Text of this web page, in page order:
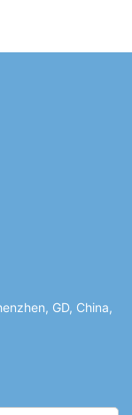
GD, China,